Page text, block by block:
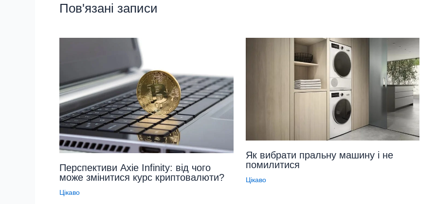
Пов'язані записи
Перспективи Axie Infinity: від чого
може змінитися курс криптовалюти?
Цікаво
Як вибрати пральну машину і не
помилитися
Цікаво